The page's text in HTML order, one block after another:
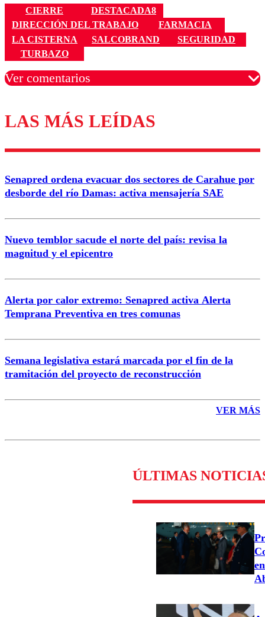
CIERRE
DESTACADA8
DIRECCIÓN DEL TRABAJO
FARMACIA
LA CISTERNA
SALCOBRAND
SEGURIDAD
TURBAZO
Ver comentarios
Los comentarios son moderados para garantizar un
diálogo respetuoso.
Correo
LAS MÁS LEÍDAS
Senapred ordena evacuar dos sectores de Carahue por
desborde del río Damas: activa mensajería SAE
Nuevo temblor sacude el norte del país: revisa la
magnitud y el epicentro
Alerta por calor extremo: Senapred activa Alerta
Temprana Preventiva en tres comunas
Semana legislativa estará marcada por el fin de la
tramitación del proyecto de reconstrucción
VER MÁS
ÚLTIMAS